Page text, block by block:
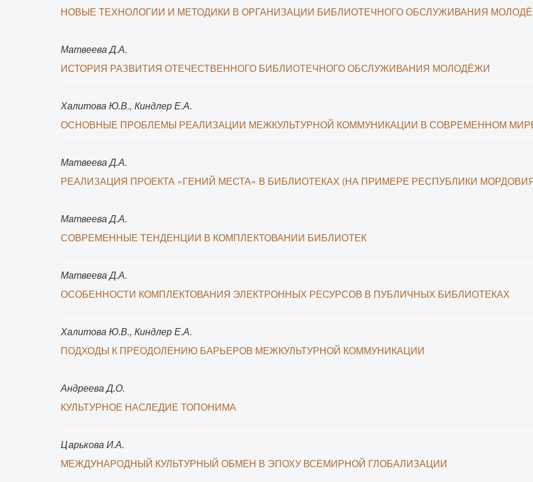
НОВЫЕ ТЕХНОЛОГИИ И МЕТОДИКИ В ОРГАНИЗАЦИИ БИБЛИОТЕЧНОГО ОБСЛУЖИВАНИЯ
Матвеева Д.А.
ИСТОРИЯ РАЗВИТИЯ ОТЕЧЕСТВЕННОГО БИБЛИОТЕЧНОГО ОБСЛУЖИВАНИЯ МОЛОДЁЖИ
Халитова Ю.В., Киндлер Е.А.
ОСНОВНЫЕ ПРОБЛЕМЫ РЕАЛИЗАЦИИ МЕЖКУЛЬТУРНОЙ КОММУНИКАЦИИ В СОВРЕМЕННОМ
Матвеева Д.А.
РЕАЛИЗАЦИЯ ПРОЕКТА «ГЕНИЙ МЕСТА» В БИБЛИОТЕКАХ (НА ПРИМЕРЕ РЕСПУБЛИКИ
Матвеева Д.А.
СОВРЕМЕННЫЕ ТЕНДЕНЦИИ В КОМПЛЕКТОВАНИИ БИБЛИОТЕК
Матвеева Д.А.
ОСОБЕННОСТИ КОМПЛЕКТОВАНИЯ ЭЛЕКТРОННЫХ РЕСУРСОВ В ПУБЛИЧНЫХ БИБЛИОТЕКАХ
Халитова Ю.В., Киндлер Е.А.
ПОДХОДЫ К ПРЕОДОЛЕНИЮ БАРЬЕРОВ МЕЖКУЛЬТУРНОЙ КОММУНИКАЦИИ
Андреева Д.О.
КУЛЬТУРНОЕ НАСЛЕДИЕ ТОПОНИМА
Царькова И.А.
МЕЖДУНАРОДНЫЙ КУЛЬТУРНЫЙ ОБМЕН В ЭПОХУ ВСЕМИРНОЙ ГЛОБАЛИЗАЦИИ